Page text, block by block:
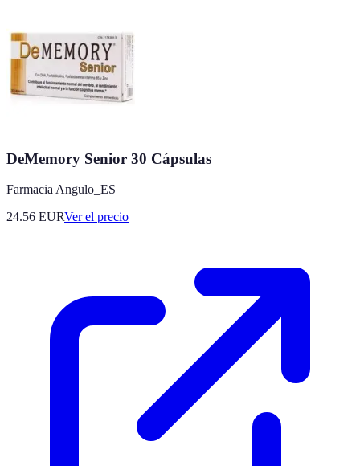
DeMemory Senior 30 Cápsulas
Farmacia Angulo_ES
24.56 EURVer el precio